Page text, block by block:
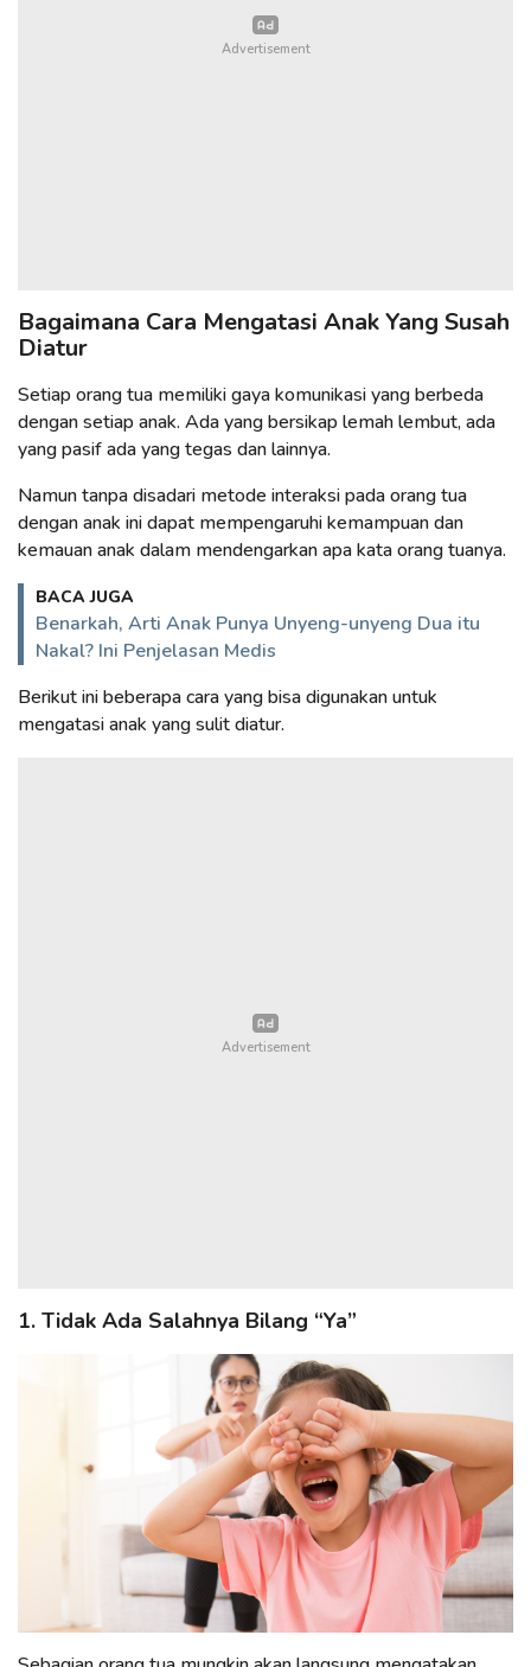
Bagaimana Cara Mengatasi Anak Yang Susah
Diatur
Setiap orang tua memiliki gaya komunikasi yang berbeda
dengan setiap anak. Ada yang bersikap lemah lembut, ada
yang pasif ada yang tegas dan lainnya.
Namun tanpa disadari metode interaksi pada orang tua
dengan anak ini dapat mempengaruhi kemampuan dan
kemauan anak dalam mendengarkan apa kata orang tuanya.
BACA JUGA
Benarkah, Arti Anak Punya Unyeng-unyeng Dua itu
Nakal? Ini Penjelasan Medis
Berikut ini beberapa cara yang bisa digunakan untuk
mengatasi anak yang sulit diatur.
1. Tidak Ada Salahnya Bilang “Ya”